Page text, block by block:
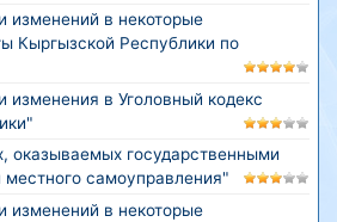
изменений в некоторые
Кыргызской Республики по
изменения в Уголовный кодекс
оказываемых государственными
самоуправления"
изменений в некоторые